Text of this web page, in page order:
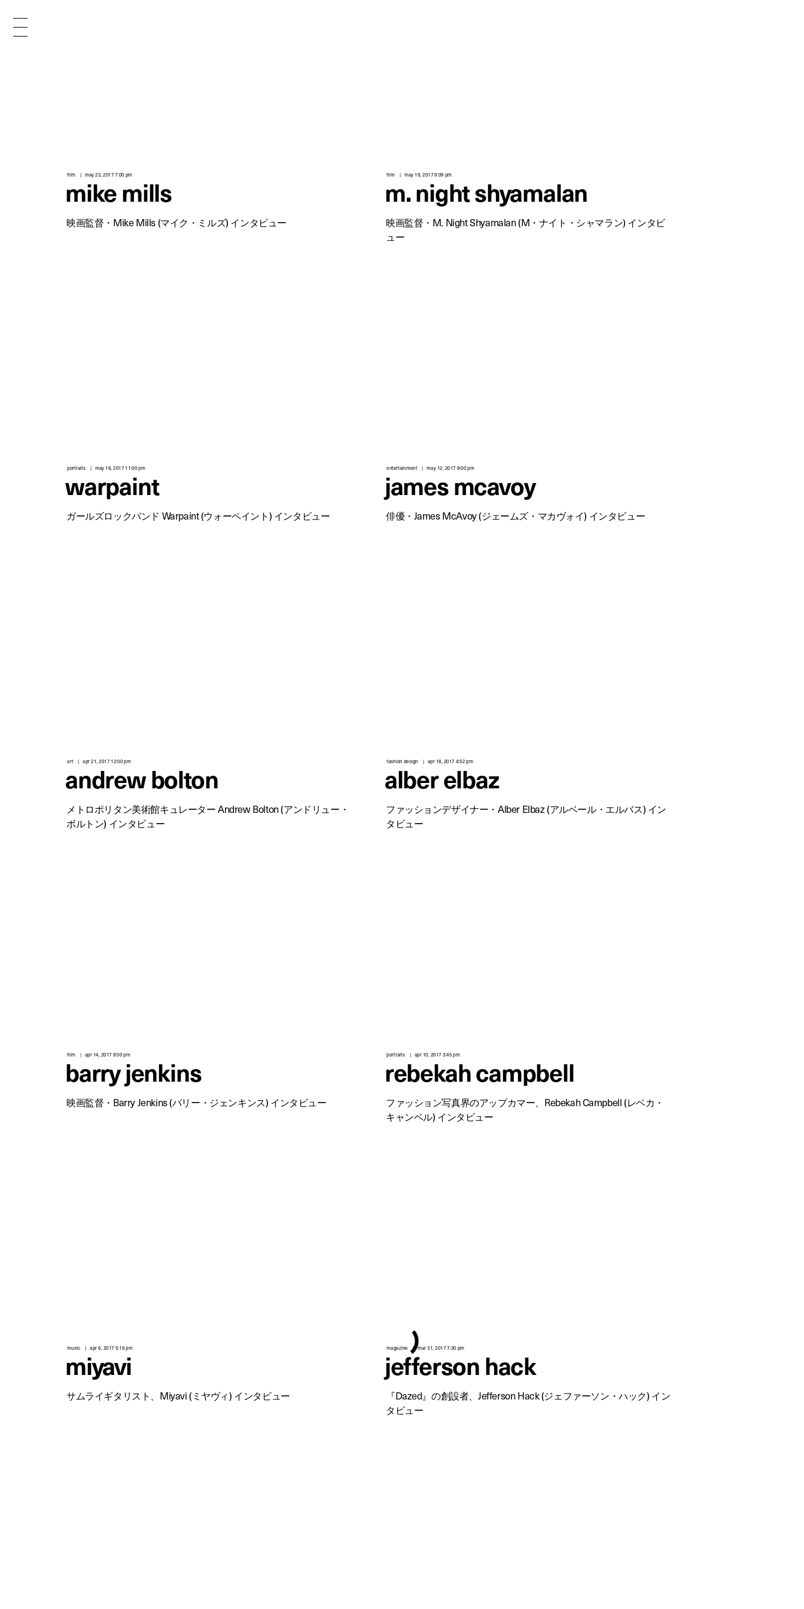
t
s
film may 23, 2017 7:00 pm
mike mills
映画監督・Mike Mills (マイク・ミルズ) インタビュー
film may 19, 2017 9:09 pm
m. night shyamalan
映画監督・M. Night Shyamalan (M・ナイト・シャマラン) インタビ
ュー
portraits may 16, 2017 11:00 pm
warpaint
ガールズロックバンド Warpaint (ウォーペイント) インタビュー
entertainment may 12, 2017 9:00 pm
james mcavoy
俳優・James McAvoy (ジェームズ・マカヴォイ) インタビュー
art apr 21, 2017 12:00 pm
andrew bolton
メトロポリタン美術館キュレーター Andrew Bolton (アンドリュー・
ボルトン) インタビュー
fashion design apr 18, 2017 4:52 pm
alber elbaz
ファッションデザイナー・Alber Elbaz (アルベール・エルバス) イン
タビュー
film apr 14, 2017 9:00 pm
barry jenkins
映画監督・Barry Jenkins (バリー・ジェンキンス) インタビュー
portraits apr 10, 2017 3:45 pm
rebekah campbell
ファッション写真界のアップカマー、Rebekah Campbell (レベカ・
キャンベル) インタビュー
music apr 6, 2017 5:16 pm
miyavi
サムライギタリスト、Miyavi (ミヤヴィ) インタビュー
magazine mar 31, 2017 7:30 pm
jefferson hack
『Dazed』の創設者、Jefferson Hack (ジェファーソン・ハック) イン
タビュー